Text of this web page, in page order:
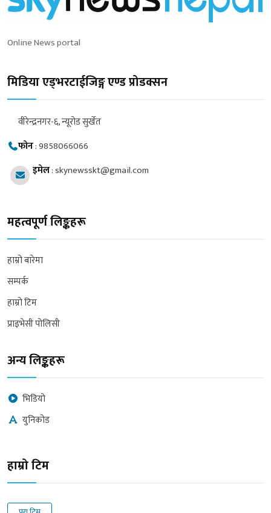
Online News portal
मिडिया एड्भरटाईजिङ्ग एण्ड प्रोडक्सन
वीरेन्द्रनगर-६, न्यूरोड सुर्खेत
फोन:9858066066
इमेल:skynewsskt@gmail.com
महत्वपूर्ण लिङ्कहरू
हाम्रो बारेमा
सम्पर्क
हाम्रो टिम
प्राइभेसी पोलिसी
अन्य लिङ्कहरू
भिडियो
युनिकोड
हाम्रो टिम